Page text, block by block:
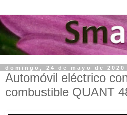
domingo, 24 de mayo de 2020
Automóvil eléctrico
combustible QUANT